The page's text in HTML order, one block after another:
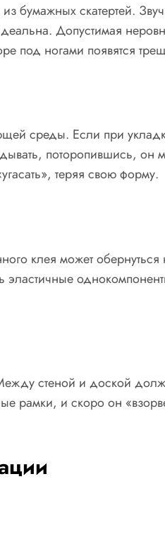
скатертей.
Допустимая
ногами появятся
среды. Если при
поторопившись, он
теряя свою форму.
клея может
стеной и доской
рамки, и скоро он